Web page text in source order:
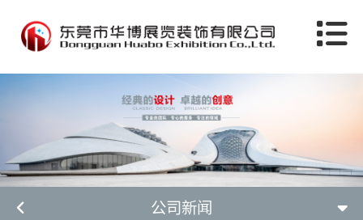
公司新闻